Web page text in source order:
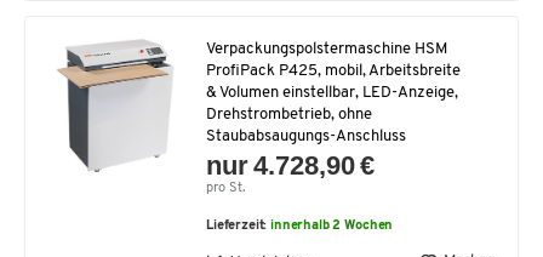
Verpackungspolstermaschine HSM
ProfiPack P425, mobil, Arbeitsbreite
& Volumen einstellbar, LED-Anzeige,
Drehstrombetrieb, ohne
Staubabsaugungs-Anschluss
nur 4.728,90 €
pro St.
Lieferzeit:innerhalb 2 Wochen